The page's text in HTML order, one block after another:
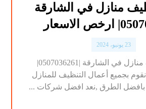
منازل في الشارقة
23 يونيو، 2024
شركة تنظيف منازل في الشارقة |0507036261|
بجميع أعمال التنظيف للمنازل
بافضل الطرق ,نعد افضل شركات ...